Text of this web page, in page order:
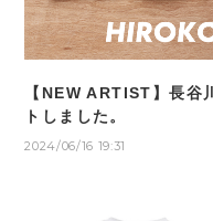
【NEW ARTIST】長谷
トしました。
2024/06/16 19:31